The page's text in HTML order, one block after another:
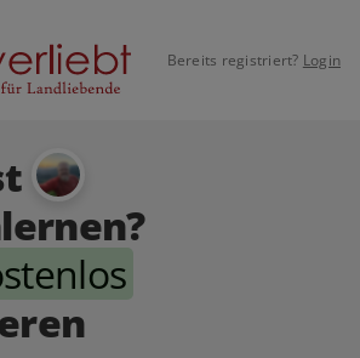
Bereits registriert? Login